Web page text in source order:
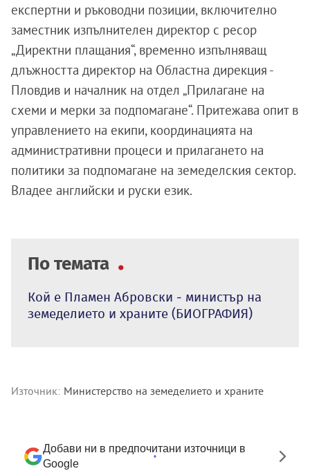
експертни и ръководни позиции, включително
заместник изпълнителен директор с ресор
„Директни плащания“, временно изпълняващ
длъжността директор на Областна дирекция -
Пловдив и началник на отдел „Прилагане на
схеми и мерки за подпомагане“. Притежава опит в
управлението на екипи, координацията на
административни процеси и прилагането на
политики за подпомагане на земеделския сектор.
Владее английски и руски език.
По темата
Кой е Пламен Абровски - министър на
земеделието и храните (БИОГРАФИЯ)
Източник: Министерство на земеделието и храните
Добави ни в предпочитани източници в
Google